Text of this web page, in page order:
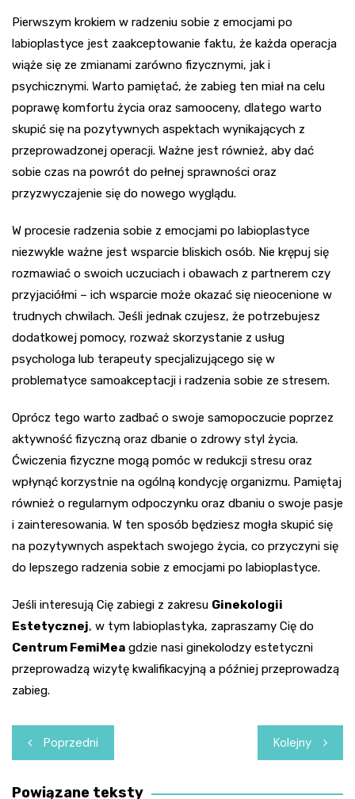
Pierwszym krokiem w radzeniu sobie z emocjami po
labioplastyce jest zaakceptowanie faktu, że każda operacja
wiąże się ze zmianami zarówno fizycznymi, jak i
psychicznymi. Warto pamiętać, że zabieg ten miał na celu
poprawę komfortu życia oraz samooceny, dlatego warto
skupić się na pozytywnych aspektach wynikających z
przeprowadzonej operacji. Ważne jest również, aby dać
sobie czas na powrót do pełnej sprawności oraz
przyzwyczajenie się do nowego wyglądu.
W procesie radzenia sobie z emocjami po labioplastyce
niezwykle ważne jest wsparcie bliskich osób. Nie krępuj się
rozmawiać o swoich uczuciach i obawach z partnerem czy
przyjaciółmi – ich wsparcie może okazać się nieocenione w
trudnych chwilach. Jeśli jednak czujesz, że potrzebujesz
dodatkowej pomocy, rozważ skorzystanie z usług
psychologa lub terapeuty specjalizującego się w
problematyce samoakceptacji i radzenia sobie ze stresem.
Oprócz tego warto zadbać o swoje samopoczucie poprzez
aktywność fizyczną oraz dbanie o zdrowy styl życia.
Ćwiczenia fizyczne mogą pomóc w redukcji stresu oraz
wpłynąć korzystnie na ogólną kondycję organizmu. Pamiętaj
również o regularnym odpoczynku oraz dbaniu o swoje pasje
i zainteresowania. W ten sposób będziesz mogła skupić się
na pozytywnych aspektach swojego życia, co przyczyni się
do lepszego radzenia sobie z emocjami po labioplastyce.
Jeśli interesują Cię zabiegi z zakresu Ginekologii
Estetycznej, w tym labioplastyka, zapraszamy Cię do
Centrum FemiMea gdzie nasi ginekolodzy estetyczni
przeprowadzą wizytę kwalifikacyjną a później przeprowadzą
zabieg.
Nawigacja
wpisu
Poprzedni Kolejny
Powiązane teksty